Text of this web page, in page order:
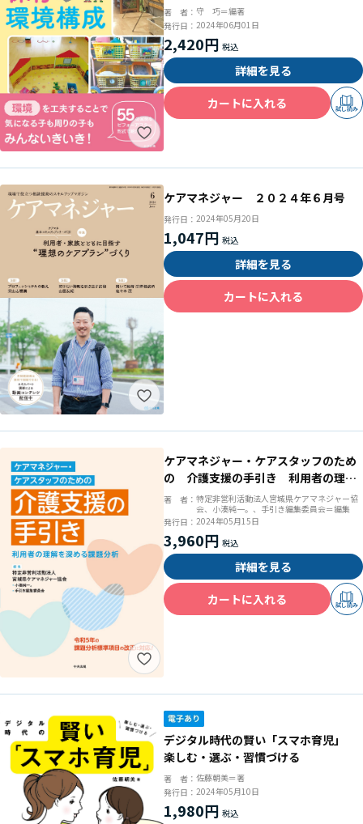
著 者： 守 巧＝編著
発行日： 2024年06月01日
2,420円
詳細を見る
カートに入れる
試し読み
ケアマネジャー ２０２４年６月号
発行日： 2024年05月20日
1,047円
詳細を見る
カートに入れる
ケアマネジャー・ケアスタッフのため
の 介護支援の手引き 利用者の理解
を深める課題分析
著 者： 特定非営利活動法人宮城県ケアマネジャー協
会、小湊純一。、手引き編集委員会＝編集
発行日： 2024年05月15日
3,960円
詳細を見る
カートに入れる
試し読み
デジタル時代の賢い「スマホ育児」
楽しむ・選ぶ・習慣づける
著 者： 佐藤朝美＝著
発行日： 2024年05月10日
1,980円